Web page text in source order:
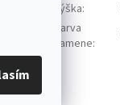
kvalitního
lesk a
Výška:
Barva
kamene: